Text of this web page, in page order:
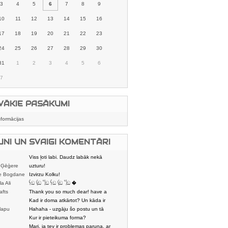
3 4 5 6 7 8 9
11 12 13 14 15 16
18 19 20 21 22 23
25 26 27 28 29 30
1 2 3 4 5 6
7
PASĀKUMI
UN SVAIGI KOMENTĀRI
Viss ļoti labi. Daudz labāk nekā
karstmaizīšu
uzturu!
Bogdane
Izvirzu Kolku!
Ali
𓌜ඞ 𓌱ඞ 𓌏ඞ 𓌜ඞ 𓌱ඞ 𓌏ඞ �
Thank you so much dear! have a
nice day
Kad ir doma atkārtot? Un kāda ir
aptuvenā dalī
Hahaha - uzgāju šo postu un tā
sasmējos. Četr
Kur ir pieteikuma forma?
Mari, ja tev ir problemas paruna, ar